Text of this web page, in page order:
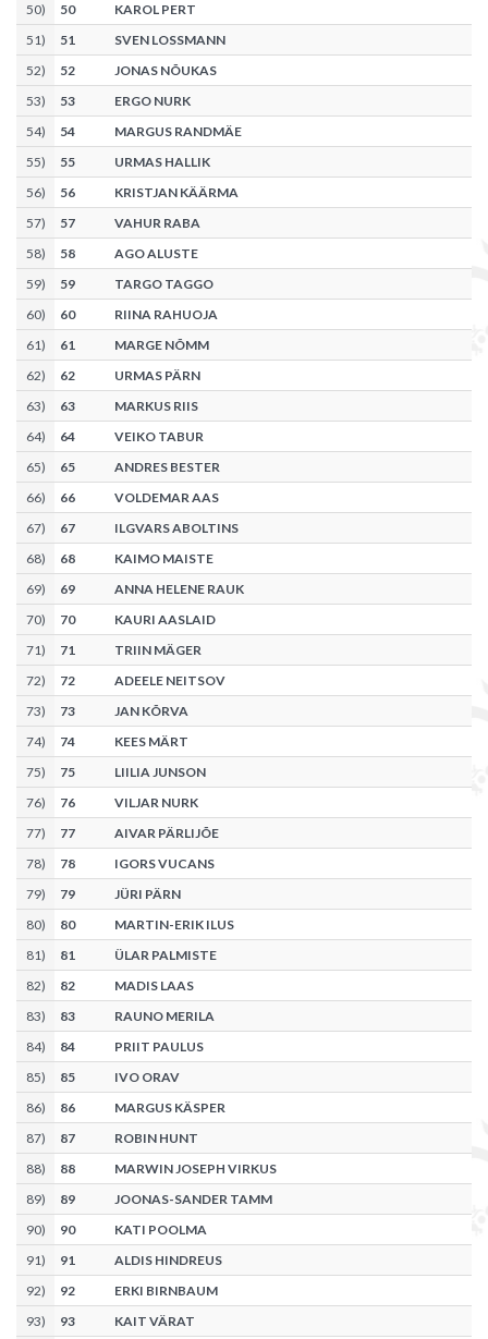
50) 50
KAROL PERT
51) 51
SVEN LOSSMANN
52) 52
JONAS NÕUKAS
53) 53
ERGO NURK
54) 54
MARGUS RANDMÄE
55) 55
URMAS HALLIK
56) 56
KRISTJAN KÄÄRMA
57) 57
VAHUR RABA
58) 58
AGO ALUSTE
59) 59
TARGO TAGGO
60) 60
RIINA RAHUOJA
61) 61
MARGE NÕMM
62) 62
URMAS PÄRN
63) 63
MARKUS RIIS
64) 64
VEIKO TABUR
65) 65
ANDRES BESTER
66) 66
VOLDEMAR AAS
67) 67
ILGVARS ABOLTINS
68) 68
KAIMO MAISTE
69) 69
ANNA HELENE RAUK
70) 70
KAURI AASLAID
71) 71
TRIIN MÄGER
72) 72
ADEELE NEITSOV
73) 73
JAN KÕRVA
74) 74
KEES MÄRT
75) 75
LIILIA JUNSON
76) 76
VILJAR NURK
77) 77
AIVAR PÄRLIJÕE
78) 78
IGORS VUCANS
79) 79
JÜRI PÄRN
80) 80
MARTIN-ERIK ILUS
81) 81
ÜLAR PALMISTE
82) 82
MADIS LAAS
83) 83
RAUNO MERILA
84) 84
PRIIT PAULUS
85) 85
IVO ORAV
86) 86
MARGUS KÄSPER
87) 87
ROBIN HUNT
88) 88
MARWIN JOSEPH VIRKUS
89) 89
JOONAS-SANDER TAMM
90) 90
KATI POOLMA
91) 91
ALDIS HINDREUS
92) 92
ERKI BIRNBAUM
93) 93 KAIT VÄRAT